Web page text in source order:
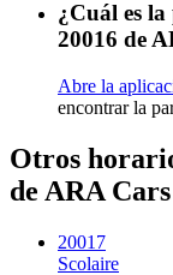
¿Cuál es
20016 de
Abre la
encontrar la
Otros
de ARA
20017
Scolaire